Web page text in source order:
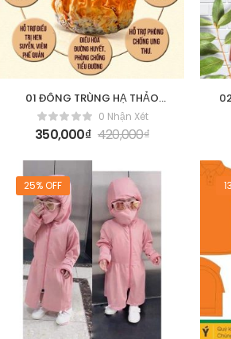
01 ĐÔNG TRÙNG HẠ THẢO
(hộp đơn)0 Nhận Xét
350,000₫ 420,000₫
25% OFF